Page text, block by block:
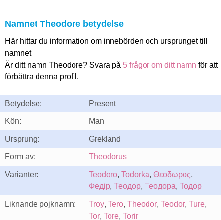
Namnet Theodore betydelse
Här hittar du information om innebörden och ursprunget till
namnet
Är ditt namn Theodore? Svara på 5 frågor om ditt namn för att
förbättra denna profil.
Betydelse: Present
Kön: Man
Ursprung: Grekland
Form av: Theodorus
Varianter: Teodoro, Todorka, Θεοδωρος,
Федір, Теодор, Теодора, Тодор
Liknande pojknamn: Troy, Tero, Theodor, Teodor, Ture,
Tor, Tore, Torir